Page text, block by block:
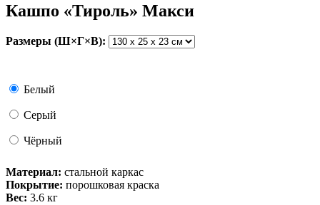
Кашпо «Тироль» Макси
Размеры (Ш×Г×В):
Белый
Серый
Чёрный
Материал: стальной каркас
Покрытие: порошковая краска
Вес: 3.6 кг